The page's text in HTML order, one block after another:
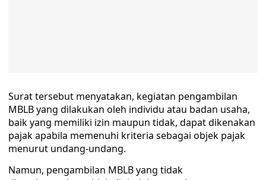
Surat tersebut menyatakan, kegiatan pengambilan
MBLB yang dilakukan oleh individu atau badan usaha,
baik yang memiliki izin maupun tidak, dapat dikenakan
pajak apabila memenuhi kriteria sebagai objek pajak
menurut undang-undang.
Namun, pengambilan MBLB yang tidak